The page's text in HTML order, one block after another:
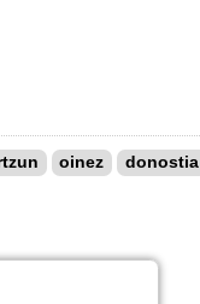
oinez donostia